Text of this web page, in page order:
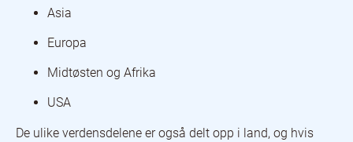
Asia
Europa
Midtøsten og Afrika
USA
De ulike verdensdelene er også delt opp i land, og hvis